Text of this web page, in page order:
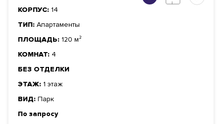
КОРПУС: 14
ТИП: Апартаменты
ПЛОЩАДЬ: 120 м²
КОМНАТ: 4
БЕЗ ОТДЕЛКИ
ЭТАЖ: 1 этаж
ВИД: Парк
По запросу